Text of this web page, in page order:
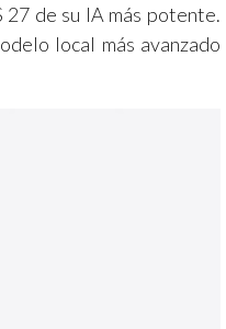
de su IA más potente.
local más avanzado